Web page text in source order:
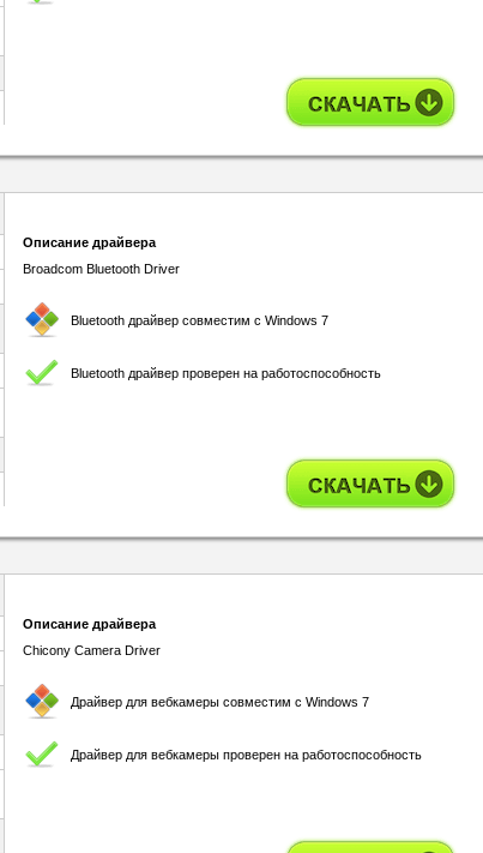
Описание драйвера
Broadcom Bluetooth Driver
Bluetooth драйвер совместим с Windows 7
Bluetooth драйвер проверен на работоспособность
Описание драйвера
Chicony Camera Driver
Драйвер для вебкамеры совместим с Windows 7
Драйвер для вебкамеры проверен на работоспособность